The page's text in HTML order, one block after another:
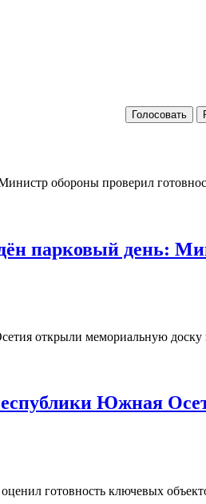
Голосовать
парковый день:
Южная